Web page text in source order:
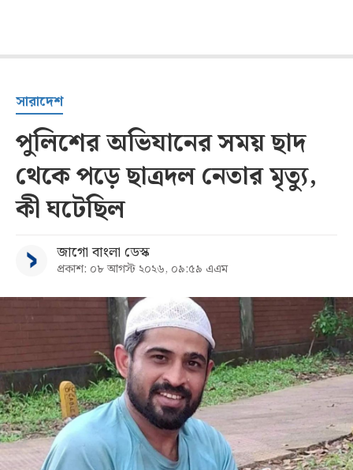
সারাদেশ
পুলিশের অভিযানের সময় ছাদ
থেকে পড়ে ছাত্রদল নেতার মৃত্যু,
কী ঘটেছিল
জাগো বাংলা ডেস্ক
প্রকাশ: ০৮ আগস্ট ২০২৬, ০৯:৫৯ এএম